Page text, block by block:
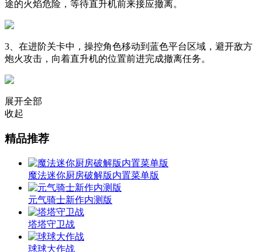
途的火焰危险，等待直升机前来接应撤离。
3、在进阶关卡中，操控角色移动到蓝色平台区域，避开敌方
炮火攻击，向着直升机的位置前进完成撤离任务。
展开全部
收起
精品推荐
魔法迷你厨房破解版内置菜单版
元气骑士新作内测版
塔塔守卫战
球球大作战